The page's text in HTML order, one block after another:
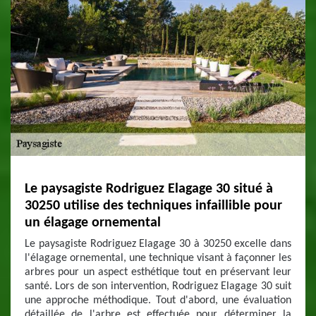
Le paysagiste Rodriguez Elagage 30 situé à
30250 utilise des techniques infaillible pour
un élagage ornemental
Le paysagiste Rodriguez Elagage 30 à 30250 excelle dans
l'élagage ornemental, une technique visant à façonner les
arbres pour un aspect esthétique tout en préservant leur
santé. Lors de son intervention, Rodriguez Elagage 30 suit
une approche méthodique. Tout d'abord, une évaluation